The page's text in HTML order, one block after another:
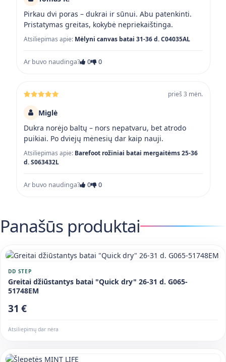
Pirkau dvi poras – dukrai ir sūnui. Abu patenkinti.
Pristatymas greitas, kokybė nepriekaištinga.
Atsiliepimas apie: Mėlyni canvas batai 31-36 d. C04035AL
Ar buvo naudinga? 0 0
prieš 3 mėn.
Miglė
Dukra norėjo baltų – nors nepatvaru, bet atrodo
puikiai. Po dviejų mėnesių dar kaip nauji.
Atsiliepimas apie: Barefoot rožiniai batai mergaitėms 25-36
d. S063432L
Ar buvo naudinga? 0 0
Panašūs produktai
DD STEP
Greitai džiūstantys batai "Quick dry" 26-31 d. G065-
51748EM
31 €
Atsiliepimų dar nėra